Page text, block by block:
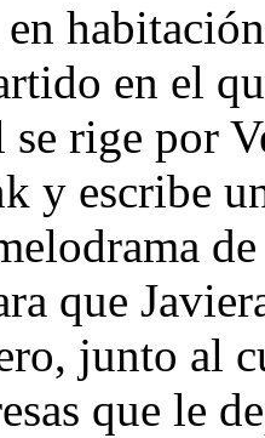
en el
rige por
y escribe
que
junto al
que le